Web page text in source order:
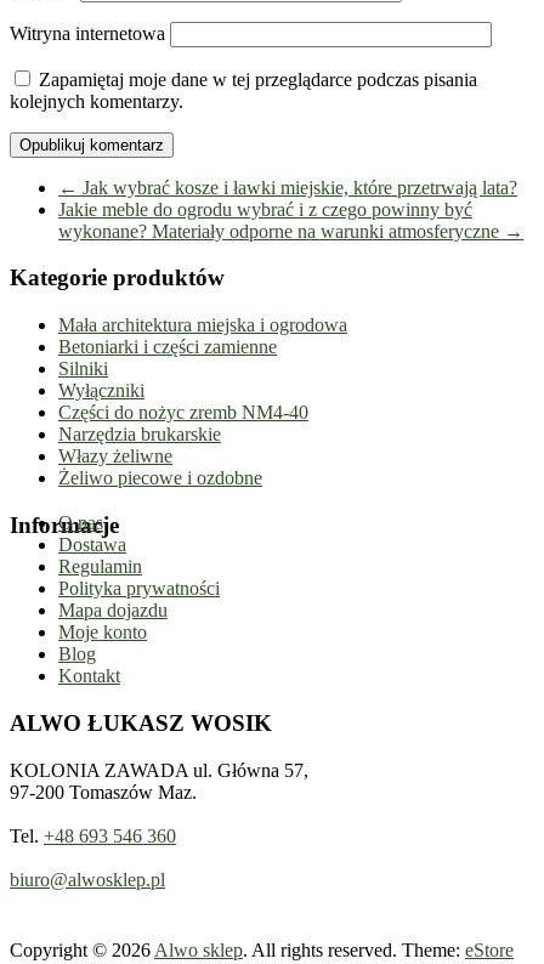
Witryna internetowa
Zapamiętaj moje dane w tej przeglądarce podczas pisania
kolejnych komentarzy.
← Jak wybrać kosze i ławki miejskie, które przetrwają lata?
Jakie meble do ogrodu wybrać i z czego powinny być
wykonane? Materiały odporne na warunki atmosferyczne →
Kategorie produktów
Mała architektura miejska i ogrodowa
Betoniarki i części zamienne
Silniki
Wyłączniki
Części do nożyc zremb NM4-40
Narzędzia brukarskie
Włazy żeliwne
Żeliwo piecowe i ozdobne
Informacje
O nas
Dostawa
Regulamin
Polityka prywatności
Mapa dojazdu
Moje konto
Blog
Kontakt
ALWO ŁUKASZ WOSIK
KOLONIA ZAWADA ul. Główna 57,
97-200 Tomaszów Maz.
Tel. +48 693 546 360
biuro@alwosklep.pl
Copyright © 2026 Alwo sklep. All rights reserved. Theme: eStore